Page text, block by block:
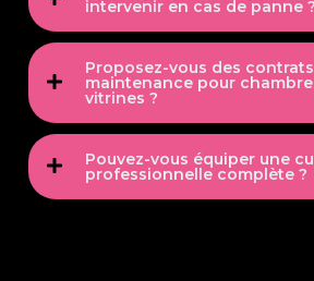
intervenir en cas de panne ?
Proposez-vous des
maintenance pour
vitrines ?
Pouvez-vous équiper une
professionnelle complète ?